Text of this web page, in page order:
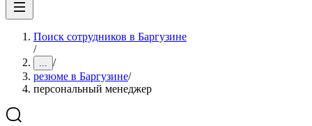
Поиск сотрудников в Баргузине
/
... /
резюме в Баргузине/
персональный менеджер